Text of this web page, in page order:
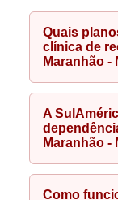
Quais
clínica de
Maranhão -
A
Maranhão -
Como